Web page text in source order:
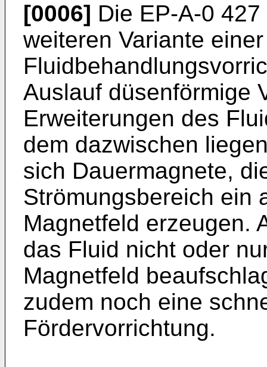
[0006] Die EP-A-0
weiteren Variante einer
Auslauf düsenförmige
Erweiterungen des
dem dazwischen
sich Dauermagnete,
Strömungsbereich ein
Magnetfeld erzeugen.
das Fluid nicht oder
Magnetfeld
zudem noch eine
Fördervorrichtung.